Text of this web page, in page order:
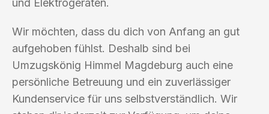
und Elektrogeräten.
Wir möchten, dass du dich von Anfang an gut
aufgehoben fühlst. Deshalb sind bei
Umzugskönig Himmel Magdeburg auch eine
persönliche Betreuung und ein zuverlässiger
Kundenservice für uns selbstverständlich. Wir